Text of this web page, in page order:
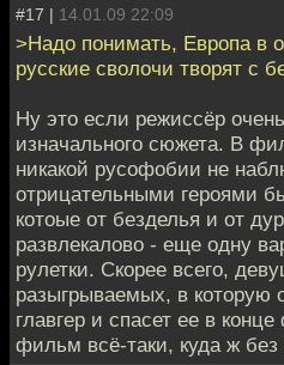
#17 | 14.01.09 22:09
>Надо понимать, Европа в
русские сволочи творят с
Ну это если режиссёр
изначального сюжета. В
никакой русофобии не
отрицательными героями
котоые от безделья и от
развлекалово - еще одну
рулетки. Скорее всего,
разыгрываемых, в которую
главгер и спасет ее в
фильм всё-таки, куда ж без